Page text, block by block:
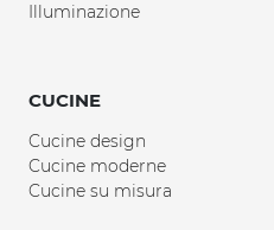
Illuminazione
CUCINE
Cucine design
Cucine moderne
Cucine su misura